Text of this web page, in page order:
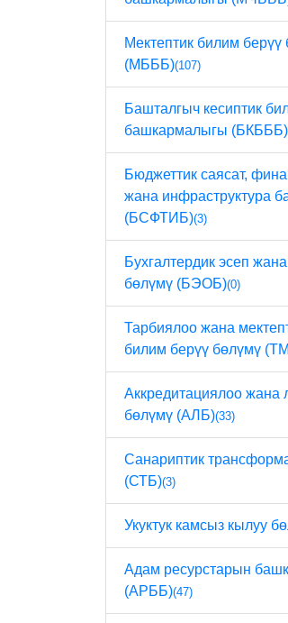
Мектептик билим
(МБББ)(107)
Башталгыч кесиптик
башкармалыгы (БКБББ)
Бюджеттик саясат,
жана инфраструктура
(БСФТИБ)(3)
Бухгалтердик эсеп жана
бөлүмү (БЭОБ)(0)
Тарбиялоо жана
билим берүү бөлүмү
Аккредитациялоо жана
бөлүмү (АЛБ)(33)
Санариптик
(СТБ)(3)
Укуктук камсыз кылуу
Адам ресурстарын
(АРББ)(47)